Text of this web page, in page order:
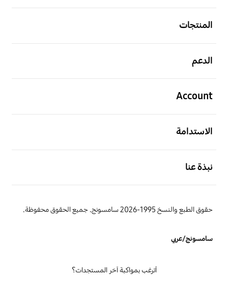
المنتجات
الدعم
Account
الاستدامة
نبذة عنا
حقوق الطبع والنسخ 1995-2026 سامسونج. جميع الحقوق محفوظة.
سامسونج/عربي
أترغب بمواكبة آخر المستجدات؟